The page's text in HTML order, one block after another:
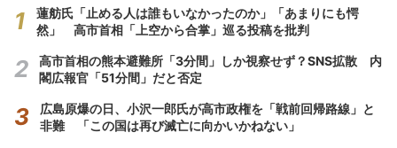
蓮舫氏「止める人は誰もいなかったのか」「あまりにも愕
然」 高市首相「上空から合掌」巡る投稿を批判
高市首相の熊本避難所「3分間」しか視察せず？SNS拡散 内
閣広報官「51分間」だと否定
広島原爆の日、小沢一郎氏が高市政権を「戦前回帰路線」と
非難 「この国は再び滅亡に向かいかねない」